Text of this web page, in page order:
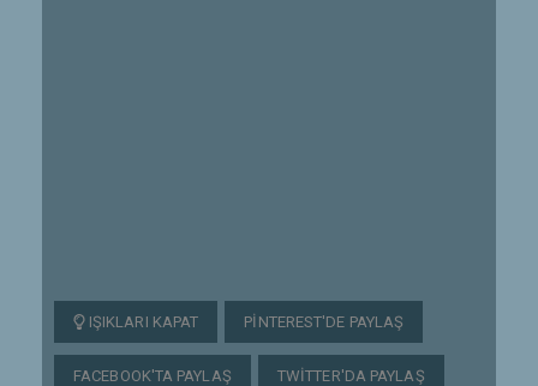
IŞIKLARI KAPAT PINTEREST'DE PAYLAŞ
FACEBOOK'TA PAYLAŞ TWITTER'DA PAYLAŞ